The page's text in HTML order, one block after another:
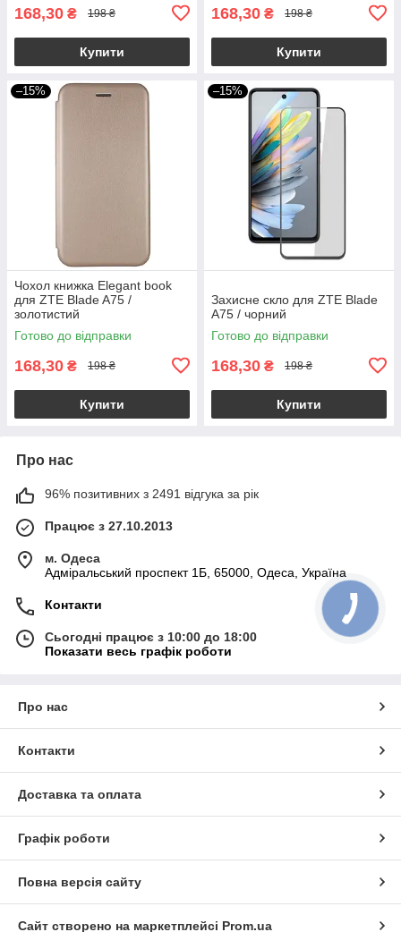
168,30 ₴ 198 ₴
Купити
168,30 ₴ 198 ₴
Купити
–15%
Чохол книжка Elegant book
для ZTE Blade A75 /
золотистий
Готово до відправки
168,30 ₴ 198 ₴
Купити
–15%
Захисне скло для ZTE Blade
A75 / чорний
Готово до відправки
168,30 ₴ 198 ₴
Купити
Про нас
96% позитивних з 2491 відгука за рік
Працює з 27.10.2013
м. Одеса
Адміральський проспект 1Б, 65000, Одеса, Україна
Контакти
Сьогодні працює з 10:00 до 18:00
Показати весь графік роботи
Про нас
Контакти
Доставка та оплата
Графік роботи
Повна версія сайту
Сайт створено на маркетплейсі Prom.ua